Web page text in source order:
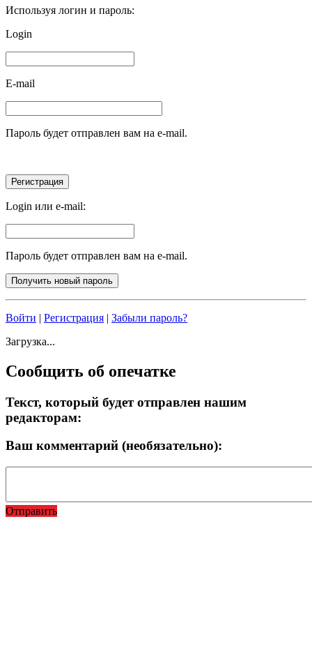
Используя логин и пароль:
Login
E-mail
Пароль будет отправлен вам на e-mail.
Login или e-mail:
Пароль будет отправлен вам на e-mail.
Войти | Регистрация | Забыли пароль?
Загрузка...
Сообщить об опечатке
Текст, который будет отправлен нашим
редакторам:
Ваш комментарий (необязательно):
Отправить